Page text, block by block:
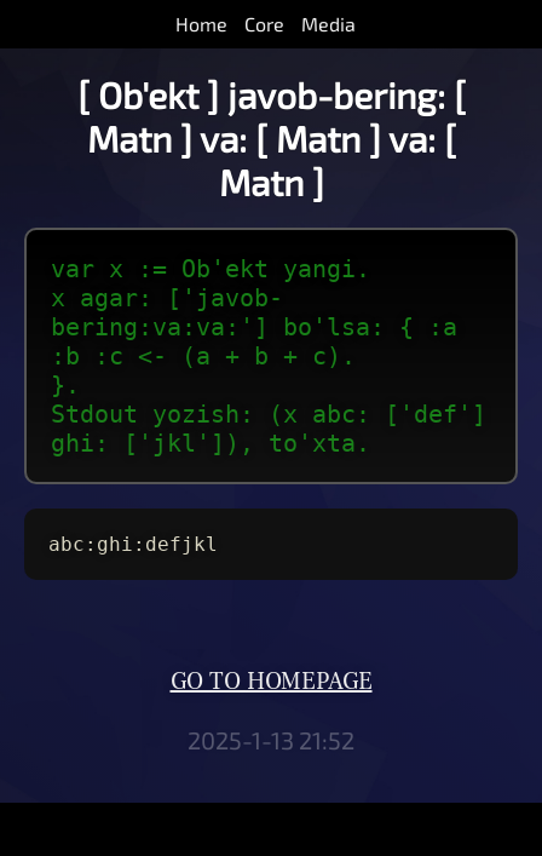
Home Core Media
[ Ob'ekt ] javob-bering: [
Matn ] va: [ Matn ] va: [
Matn ]
var x := Ob'ekt yangi.
x agar: ['javob-
bering:va:va:'] bo'lsa: { :a
:b :c <- (a + b + c).
}.
Stdout yozish: (x abc: ['def']
ghi: ['jkl']), to'xta.
abc:ghi:defjkl
GO TO HOMEPAGE
2025-1-13 21:52